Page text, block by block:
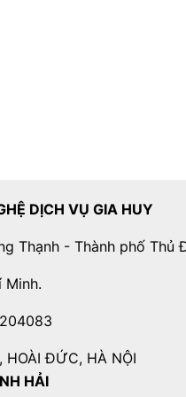
DỊCH VỤ GIA HUY
Thạnh - Thành phố Thủ
Minh.
HOÀI ĐỨC, HÀ NỘI
HẢI